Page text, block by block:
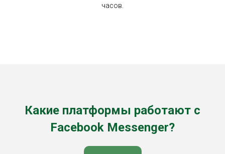
часов.
Какие платформы работают с
Facebook Messenger?